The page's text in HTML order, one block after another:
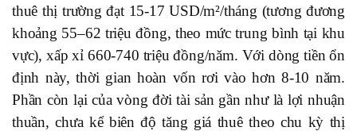
thuê thị trường đạt 15-17 USD/m²/tháng (tương đương
khoảng 55–62 triệu đồng, theo mức trung bình tại khu
vực), xấp xỉ 660-740 triệu đồng/năm. Với dòng tiền ổn
định này, thời gian hoàn vốn rơi vào hơn 8-10 năm.
Phần còn lại của vòng đời tài sản gần như là lợi nhuận
thuần, chưa kể biên độ tăng giá thuê theo chu kỳ thị